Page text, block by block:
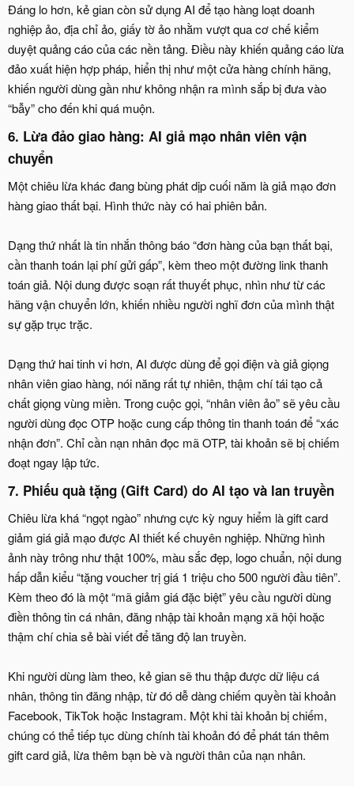
Đáng lo hơn, kẻ gian còn sử dụng AI để tạo hàng loạt doanh
nghiệp ảo, địa chỉ ảo, giấy tờ ảo nhằm vượt qua cơ chế kiểm
duyệt quảng cáo của các nền tảng. Điều này khiến quảng cáo lừa
đảo xuất hiện hợp pháp, hiển thị như một cửa hàng chính hãng,
khiến người dùng gần như không nhận ra mình sắp bị đưa vào
“bẫy” cho đến khi quá muộn.
6. Lừa đảo giao hàng: AI giả mạo nhân viên vận
chuyển​
Một chiêu lừa khác đang bùng phát dịp cuối năm là giả mạo đơn
hàng giao thất bại. Hình thức này có hai phiên bản.
Dạng thứ nhất là tin nhắn thông báo “đơn hàng của bạn thất bại,
cần thanh toán lại phí gửi gấp”, kèm theo một đường link thanh
toán giả. Nội dung được soạn rất thuyết phục, nhìn như từ các
hãng vận chuyển lớn, khiến nhiều người nghĩ đơn của mình thật
sự gặp trục trặc.
Dạng thứ hai tinh vi hơn, AI được dùng để gọi điện và giả giọng
nhân viên giao hàng, nói năng rất tự nhiên, thậm chí tái tạo cả
chất giọng vùng miền. Trong cuộc gọi, “nhân viên ảo” sẽ yêu cầu
người dùng đọc OTP hoặc cung cấp thông tin thanh toán để “xác
nhận đơn”. Chỉ cần nạn nhân đọc mã OTP, tài khoản sẽ bị chiếm
đoạt ngay lập tức.
7. Phiếu quà tặng (Gift Card) do AI tạo và lan truyền​
Chiêu lừa khá “ngọt ngào” nhưng cực kỳ nguy hiểm là gift card
giảm giá giả mạo được AI thiết kế chuyên nghiệp. Những hình
ảnh này trông như thật 100%, màu sắc đẹp, logo chuẩn, nội dung
hấp dẫn kiểu “tặng voucher trị giá 1 triệu cho 500 người đầu tiên”.
Kèm theo đó là một “mã giảm giá đặc biệt” yêu cầu người dùng
điền thông tin cá nhân, đăng nhập tài khoản mạng xã hội hoặc
thậm chí chia sẻ bài viết để tăng độ lan truyền.
Khi người dùng làm theo, kẻ gian sẽ thu thập được dữ liệu cá
nhân, thông tin đăng nhập, từ đó dễ dàng chiếm quyền tài khoản
Facebook, TikTok hoặc Instagram. Một khi tài khoản bị chiếm,
chúng có thể tiếp tục dùng chính tài khoản đó để phát tán thêm
gift card giả, lừa thêm bạn bè và người thân của nạn nhân.